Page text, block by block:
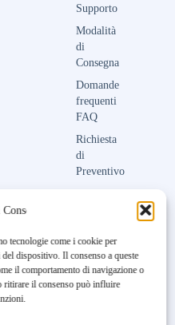
tecnologie come i cookie per
dispositivo. Il consenso a queste
il comportamento di navigazione o
ritirare il consenso può influire
Supporto
Modalità
di
Consegna
Domande
frequenti
FAQ
Richiesta
di
Preventivo
day trial
our